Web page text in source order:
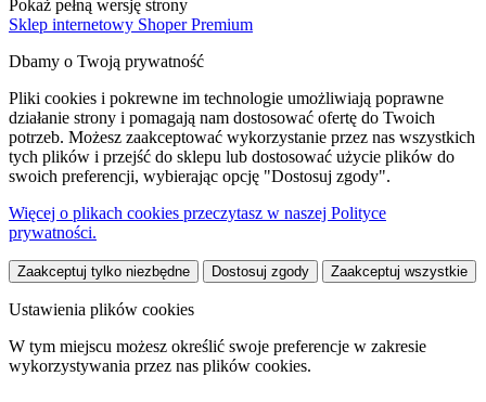
Pokaż pełną wersję strony
Sklep internetowy Shoper Premium
Dbamy o Twoją prywatność
Pliki cookies i pokrewne im technologie umożliwiają poprawne
działanie strony i pomagają nam dostosować ofertę do Twoich
potrzeb. Możesz zaakceptować wykorzystanie przez nas wszystkich
tych plików i przejść do sklepu lub dostosować użycie plików do
swoich preferencji, wybierając opcję "Dostosuj zgody".
Więcej o plikach cookies przeczytasz w naszej Polityce
prywatności.
Zaakceptuj tylko niezbędne Dostosuj zgody Zaakceptuj wszystkie
Ustawienia plików cookies
W tym miejscu możesz określić swoje preferencje w zakresie
wykorzystywania przez nas plików cookies.